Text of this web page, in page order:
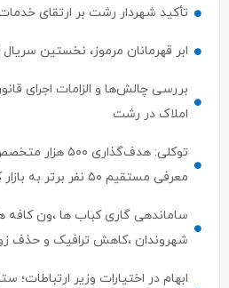
تأکید شهردار رشت بر ارتقای
ابر قهرمانان مرموز، نخستین سریال
بررسی چالش‌ها و الزامات اجرای
املاک در رشت
توکلی: هدف‌گذاری
معرفی مستقیم ۵۰ نفر برتر به بازار کار
ساماندهی گاری کباب ها ،ون کافه
شهروندان ،کاهش ترافیک و حذف
ابهام در اختیارات وزیر